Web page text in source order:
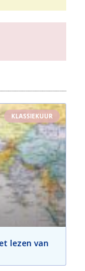
KLASSIEKUUR
lezen van